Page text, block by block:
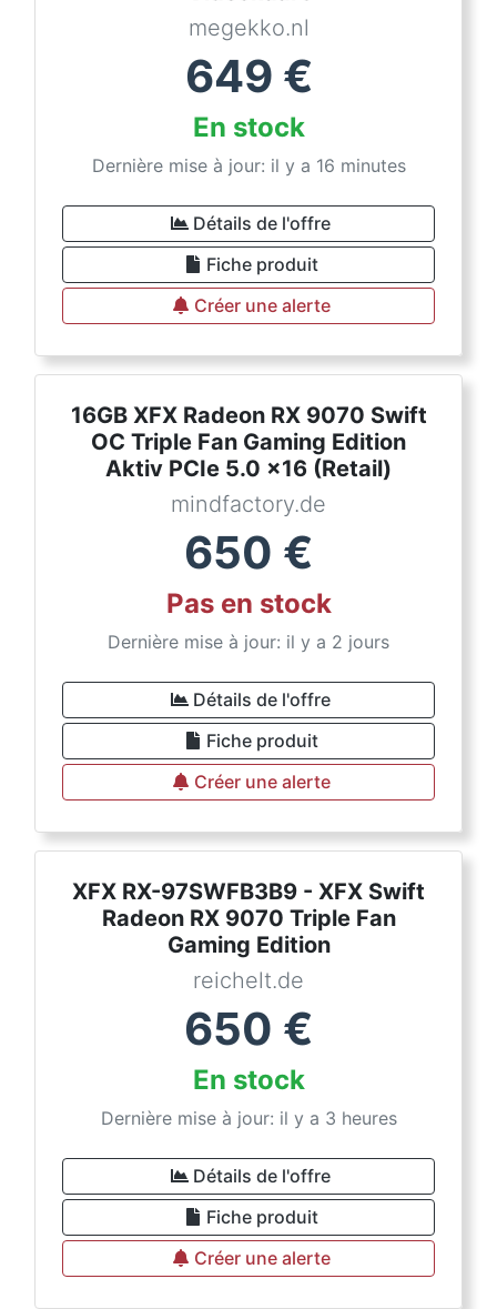
megekko.nl
649 €
En stock
Dernière mise à jour: il y a 16 minutes
Détails de l'offre
Fiche produit
Créer une alerte
16GB XFX Radeon RX 9070 Swift
OC Triple Fan Gaming Edition
Aktiv PCIe 5.0 x16 (Retail)
mindfactory.de
650 €
Pas en stock
Dernière mise à jour: il y a 2 jours
Détails de l'offre
Fiche produit
Créer une alerte
XFX RX-97SWFB3B9 - XFX Swift
Radeon RX 9070 Triple Fan
Gaming Edition
reichelt.de
650 €
En stock
Dernière mise à jour: il y a 3 heures
Détails de l'offre
Fiche produit
Créer une alerte